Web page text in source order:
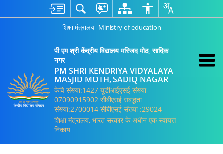
शिक्षा मंत्रालय Ministry of education
पी एम श्री केंद्रीय विद्यालय मस्जिद मोठ, सादिक
नगर
PM SHRI KENDRIYA VIDYALAYA
MASJID MOTH, SADIQ NAGAR
केवि संख्या:1427 यूडीआईएसई संख्या-
07090915902 सीबीएसई संबद्धता
संख्या:2700014 सीबीएसई संख्या :29024
शिक्षा मंत्रालय, भारत सरकार के अधीन एक स्वायत्त
निकाय